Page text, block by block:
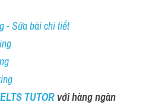
- Sửa bài chi tiết
TUTOR với hàng ngàn